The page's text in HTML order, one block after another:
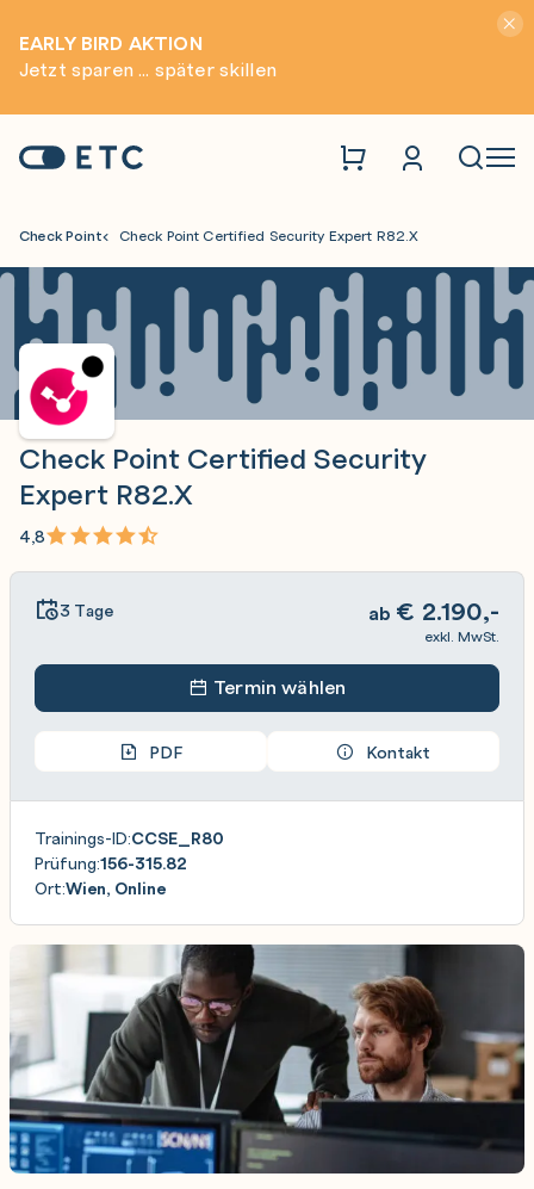
EARLY BIRD AKTION
Jetzt sparen ... später skillen
Startseite: ETC
Check Point Check Point Certified Security Expert R82.X
Check Point Certified Security
Expert R82.X
4,8
3 Tage ab € 2.190,-
exkl. MwSt.
Termin wählen
PDF Kontakt
Trainings-ID:CCSE_R80
Prüfung:156-315.82
Ort:Wien, Online